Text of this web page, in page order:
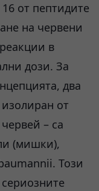
от пептидите
на червени
в
дози. За
два
от
– са
(мишки),
Този